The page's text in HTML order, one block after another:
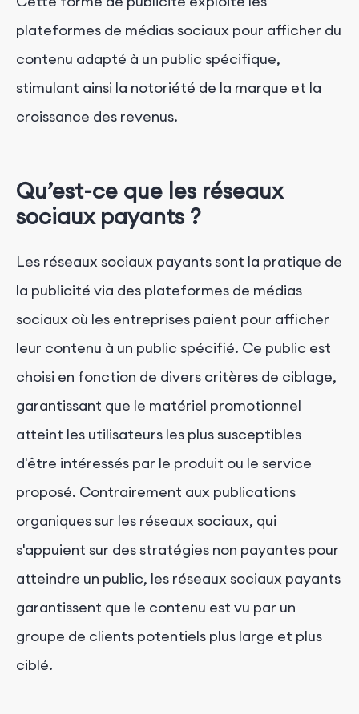
plateformes de médias sociaux pour afficher du
contenu adapté à un public spécifique,
stimulant ainsi la notoriété de la marque et la
croissance des revenus.
Qu’est-ce que les réseaux
sociaux payants ?
Les réseaux sociaux payants sont la pratique de
la publicité via des plateformes de médias
sociaux où les entreprises paient pour afficher
leur contenu à un public spécifié. Ce public est
choisi en fonction de divers critères de ciblage,
garantissant que le matériel promotionnel
atteint les utilisateurs les plus susceptibles
d'être intéressés par le produit ou le service
proposé. Contrairement aux publications
organiques sur les réseaux sociaux, qui
s'appuient sur des stratégies non payantes pour
atteindre un public, les réseaux sociaux payants
garantissent que le contenu est vu par un
groupe de clients potentiels plus large et plus
ciblé.